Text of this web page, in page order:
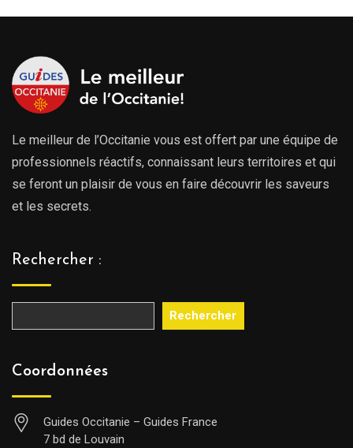
Le meilleur de l’Occitanie vous est offert par une équipe de
professionnels réactifs, connaissant leurs territoires et qui
se feront un plaisir de vous en faire découvrir les saveurs
et les secrets.
Rechercher :
Rechercher
Coordonnées
Guides Occitanie – Guides France
7 bd de Louvain